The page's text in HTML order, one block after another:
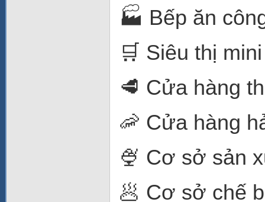
🏭 Bếp ăn
🛒 Siêu thị mini
🥩 Cửa hàng
🦐 Cửa hàng
🍨 Cơ sở sản
🥟 Cơ sở chế